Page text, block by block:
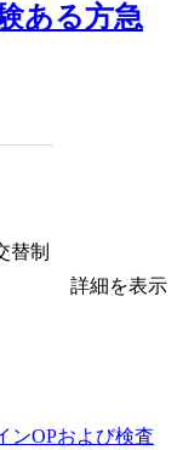
ある方急
替制
詳細を表示